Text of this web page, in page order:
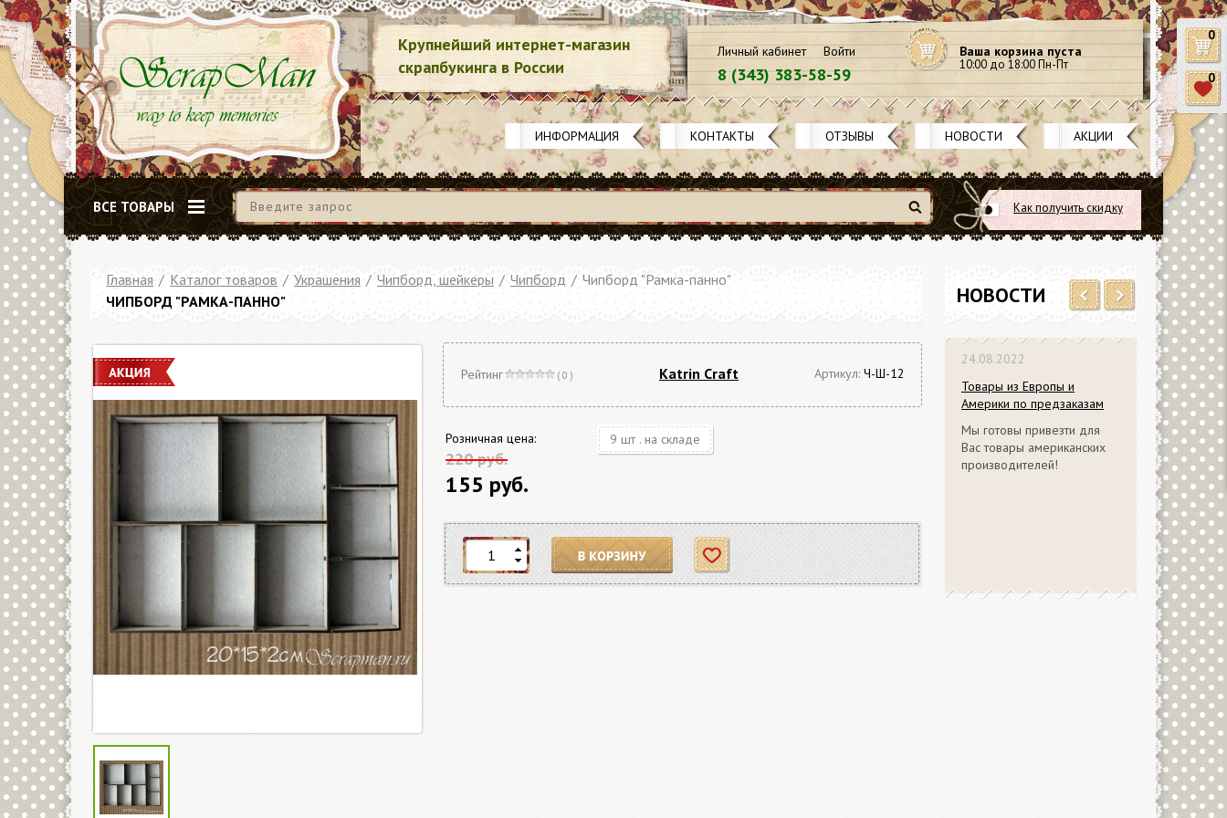
Ваша корзина пуста
10:00 до 18:00 Пн-Пт
Личный кабинет Войти
8 (343) 383-58-59
Крупнейший интернет-магазин
скрапбукинга в России
ИНФОРМАЦИЯ КОНТАКТЫ ОТЗЫВЫ НОВОСТИ АКЦИИ
Как получить скидку
Найти
ВСЕ ТОВАРЫ
НОВОСТИ
24.08.2022
Товары из Европы и
Америки по предзаказам
Мы готовы привезти для
Вас товары американских
производителей!
Главная / Каталог товаров / Украшения / Чипборд, шейкеры / Чипборд / Чипборд "Рамка-панно"
ЧИПБОРД "РАМКА-ПАННО"
Katrin Craft
Рейтинг ( 0 ) Артикул: Ч-Ш-12
Розничная цена:
220 руб.
155 руб.
9 шт . на складе
В корзину Отложить
0
0